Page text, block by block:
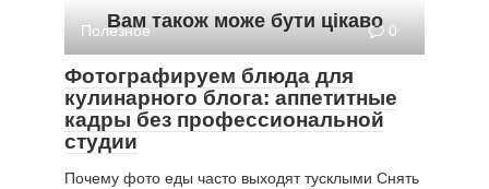
Вам також може бути цікаво
Полезное 0
Фотографируем блюда для
кулинарного блога: аппетитные
кадры без профессиональной
студии
Почему фото еды часто выходят тусклыми Снять